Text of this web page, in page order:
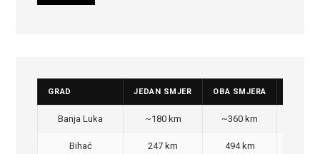
GRAD JEDAN SMJER OBA SMJERA
Banja Luka ~180 km ~360 km
Bihać 247 km 494 km